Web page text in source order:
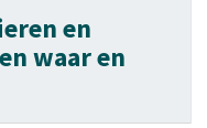
en
waar en